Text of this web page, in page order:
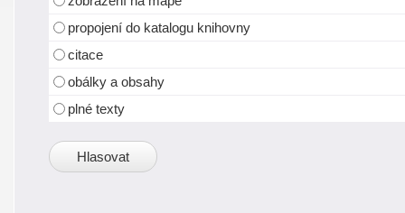
propojení do katalogu knihovny
citace
obálky a obsahy
plné texty